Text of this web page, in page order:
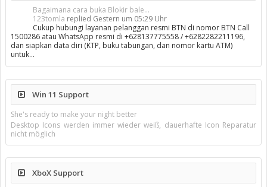
Bagaimana cara buka Blokir bale...
123tomla replied Gestern um 05:29 Uhr
Cukup hubungi layanan pelanggan resmi BTN di nomor BTN Call
1500286 atau WhatsApp resmi di +628137775558 / +6282282211196,
dan siapkan data diri (KTP, buku tabungan, dan nomor kartu ATM)
untuk…
Win 11 Support
She's ready to make your night better
Desktop Icons werden immer wieder weiß, dauerhafte Icon Reparatur
nicht möglich
XboX Support